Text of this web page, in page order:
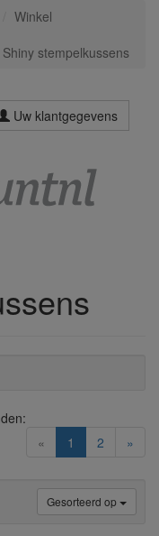
Winkel
Shiny stempelkussens
Uw klantgegevens
« 1 (current)
2 »
Gesorteerd op